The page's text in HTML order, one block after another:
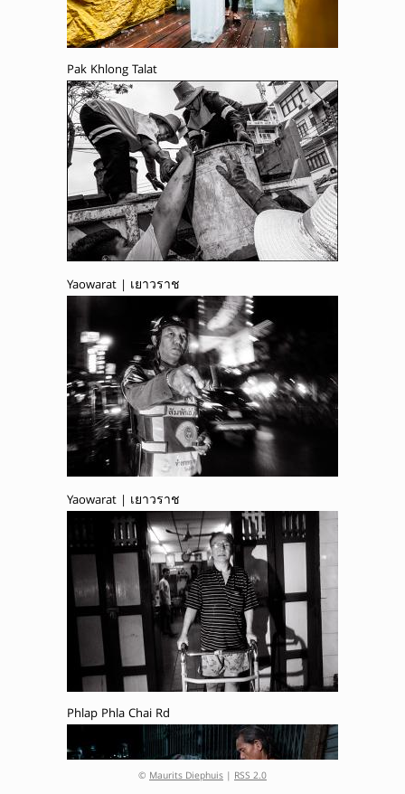
Pak Khlong Talat
Yaowarat | เยาวราช
Yaowarat | เยาวราช
Phlap Phla Chai Rd
© Maurits Diephuis | RSS 2.0